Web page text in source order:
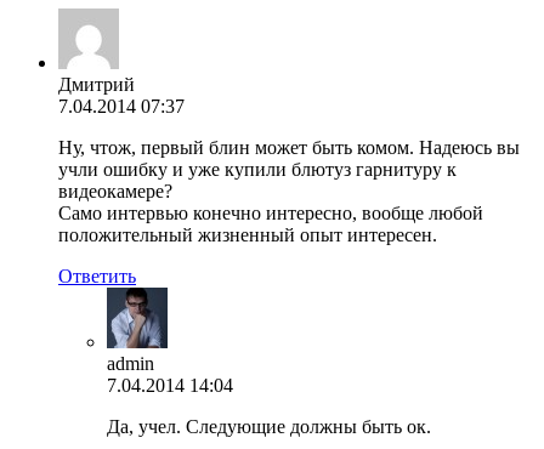
Дмитрий
7.04.2014 07:37
Ну, чтож, первый блин может быть комом. Надеюсь вы
учли ошибку и уже купили блютуз гарнитуру к
видеокамере?
Само интервью конечно интересно, вообще любой
положительный жизненный опыт интересен.
Ответить
admin
7.04.2014 14:04
Да, учел. Следующие должны быть ок.